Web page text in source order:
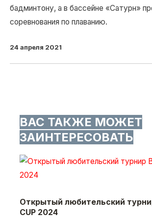
бадминтону, а в бассейне «Сатурн»
соревнования по плаванию.
24 апреля 2021
ВАС ТАКЖЕ МОЖЕТ
ЗАИНТЕРЕСОВАТЬ
Открытый любительский
CUP 2024